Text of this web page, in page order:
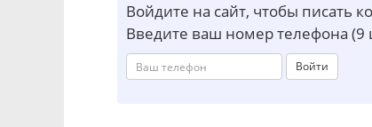
Войдите на сайт, чтобы писать
Введите ваш номер телефона
Войти